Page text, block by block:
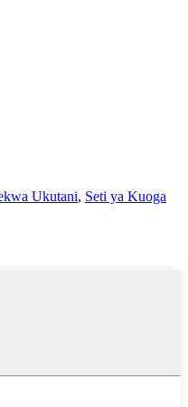
Ukutani, Seti ya Kuoga